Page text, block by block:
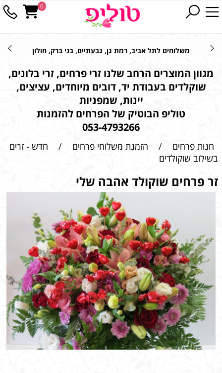
משלוחים לתל אביב, רמת גן, גבעתיים, בני ברק, חולון
0
מגוון המוצרים הרחב שלנו זרי פרחים, זרי בלונים,
שוקלדים בעבודת יד, דובים מיוחדים, עציצים,
יינות, שמפניות
טוליפ הבוטיק של הפרחים להזמנות
053-4793266
חנות פרחים / הזמנת משלוחי פרחים /
חדש - זרים
בשילוב שוקולדים
זר פרחים שוקולד אהבה שלי